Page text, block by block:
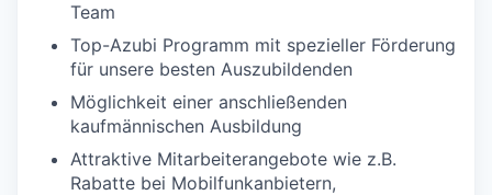
Team
Top-Azubi Programm mit spezieller Förderung
für unsere besten Auszubildenden
Möglichkeit einer anschließenden
kaufmännischen Ausbildung
Attraktive Mitarbeiterangebote wie z.B.
Rabatte bei Mobilfunkanbietern,